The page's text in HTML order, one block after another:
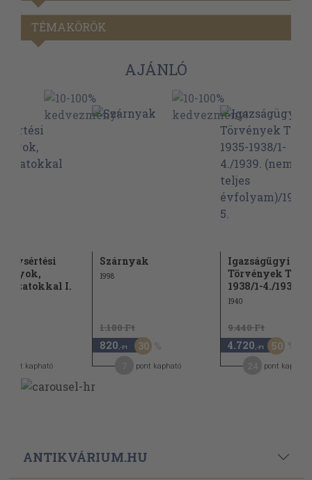
TÉMAKÖRÖK
AJÁNLÓ
I.
pont kapható
Szárnyak
1998
1.180 Ft
820 ,-Ft 30
pont kapható
Igazságügyi
Törvények Tára
1938/1-4./1939....
1940
9.440 Ft
4.720 ,-Ft 50
pont kapható
ANTIKVÁRIUM.HU